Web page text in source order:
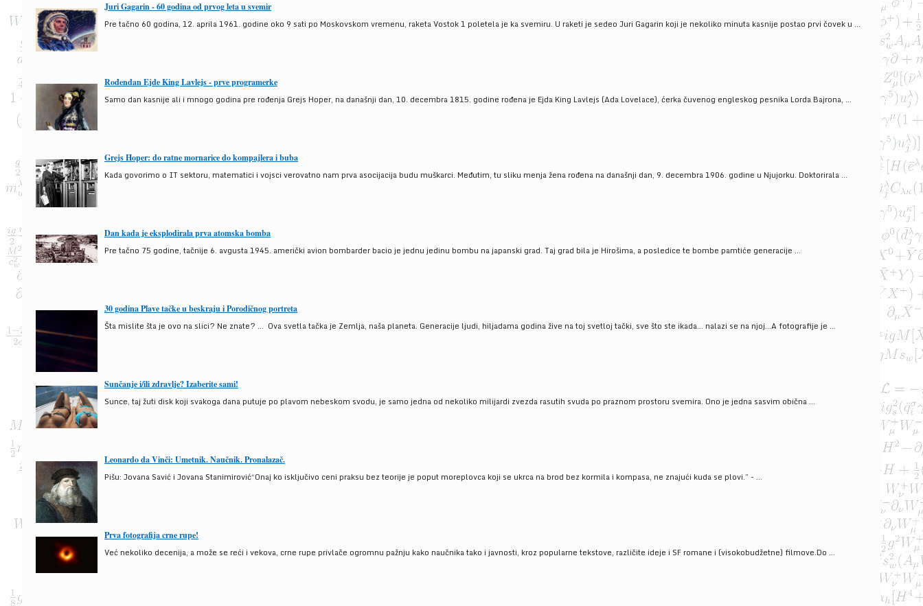
Juri Gagarin - 60 godina od prvog leta u svemir
Pre tačno 60 godina, 12. aprila 1961. godine oko 9 sati po Moskovskom vremenu, raketa Vostok 1 poletela je ka svemiru. U raketi je sedeo Juri Gagarin koji je nekoliko minuta kasnije postao prvi čovek u ...
Rođendan Ejde King Lavlejs - prve programerke
Samo dan kasnije ali i mnogo godina pre rođenja Grejs Hoper, na današnji dan, 10. decembra 1815. godine rođena je Ejda King Lavlejs (Ada Lovelace), ćerka čuvenog engleskog pesnika Lorda Bajrona, ...
Grejs Hoper: do ratne mornarice do kompajlera i buba
Kada govorimo o IT sektoru, matematici i vojsci verovatno nam prva asocijacija budu muškarci. Međutim, tu sliku menja žena rođena na današnji dan, 9. decembra 1906. godine u Njujorku. Doktorirala ...
Dan kada je eksplodirala prva atomska bomba
Pre tačno 75 godine, tačnije 6. avgusta 1945. američki avion bombarder bacio je jednu jedinu bombu na japanski grad. Taj grad bila je Hirošima, a posledice te bombe pamtiće generacije ...
30 godina Plave tačke u beskraju i Porodičnog portreta
Šta mislite šta je ovo na slici? Ne znate? … Ova svetla tačka je Zemlja, naša planeta. Generacije ljudi, hiljadama godina žive na toj svetloj tački, sve što ste ikada… nalazi se na njoj…A fotografije je ...
Sunčanje i/ili zdravlje? Izaberite sami!
Sunce, taj žuti disk koji svakoga dana putuje po plavom nebeskom svodu, je samo jedna od nekoliko milijardi zvezda rasutih svuda po praznom prostoru svemira. Ono je jedna sasvim obična ...
Leonardo da Vinči: Umetnik. Naučnik. Pronalazač.
Pišu: Jovana Savić i Jovana Stanimirović“Onaj ko isključivo ceni praksu bez teorije je poput moreplovca koji se ukrca na brod bez kormila i kompasa, ne znajući kuda se plovi.” - ...
Prva fotografija crne rupe!
Već nekoliko decenija, a može se reći i vekova, crne rupe privlače ogromnu pažnju kako naučnika tako i javnosti, kroz popularne tekstove, različite ideje i SF romane i (visokobudžetne) filmove.Do ...